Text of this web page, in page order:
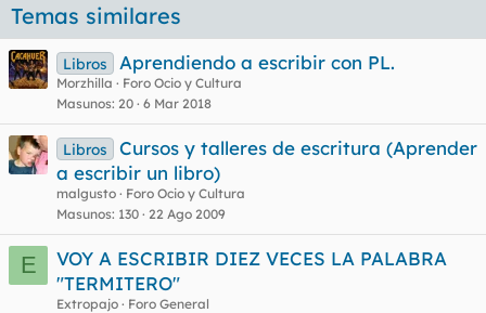
Temas similares
Libros Aprendiendo a escribir con PL.
Morzhilla
Foro Ocio y Cultura
Masunos 20 6 Mar 2018
Libros
Cursos y talleres de escritura (Aprender
a escribir un libro)
malgusto
Foro Ocio y Cultura
Masunos 130 22 Ago 2009
E
VOY A ESCRIBIR DIEZ VECES LA PALABRA
"TERMITERO"
Extropajo
Foro General